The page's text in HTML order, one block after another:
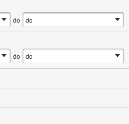
do
do